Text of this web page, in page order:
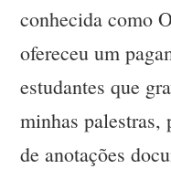
conhecida como
ofereceu um
estudantes que
minhas palestras,
de anotações